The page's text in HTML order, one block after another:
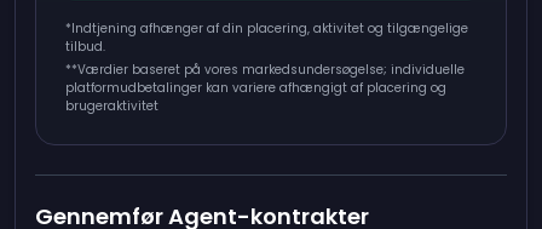
*Indtjening afhænger af din placering, aktivitet og tilgængelige
tilbud.
**Værdier baseret på vores markedsundersøgelse; individuelle
platformudbetalinger kan variere afhængigt af placering og
brugeraktivitet
Gennemfør Agent-kontrakter